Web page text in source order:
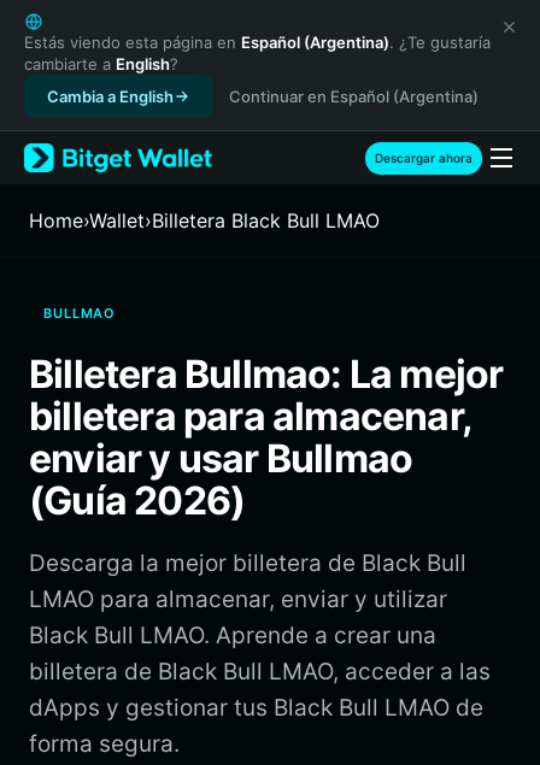
English
日本語
Tiếng Việt
Русский
Español (Latinoamérica)
Türkçe
Français
繁體中文
Bahasa Indonesia
ภาษาไทย
Español
Português (Brasil)
Estás viendo esta página en Español (Argentina). ¿Te gustaría
cambiarte a English?
Cambia a English
Continuar en Español (Argentina)
Descargar ahora
Home›Wallet›Billetera Black Bull LMAO
BULLMAO
Billetera Bullmao: La mejor
billetera para almacenar,
enviar y usar Bullmao
(Guía 2026)
Descarga la mejor billetera de Black Bull
LMAO para almacenar, enviar y utilizar
Black Bull LMAO. Aprende a crear una
billetera de Black Bull LMAO, acceder a las
dApps y gestionar tus Black Bull LMAO de
forma segura.